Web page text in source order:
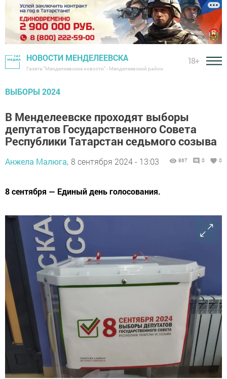
НОВОСТИ МЕНДЕЛЕЕВСКА
Газета "Менделеевские новости" - Менделеевский район
18+
ВЫБОРЫ 2024
В Менделеевске проходят выборы
депутатов Государственного Совета
Республики Татарстан седьмого созыва
Анжела Малюга, 8 сентября 2024 - 13:03 867 0 0
8 сентября — Единый день голосования.